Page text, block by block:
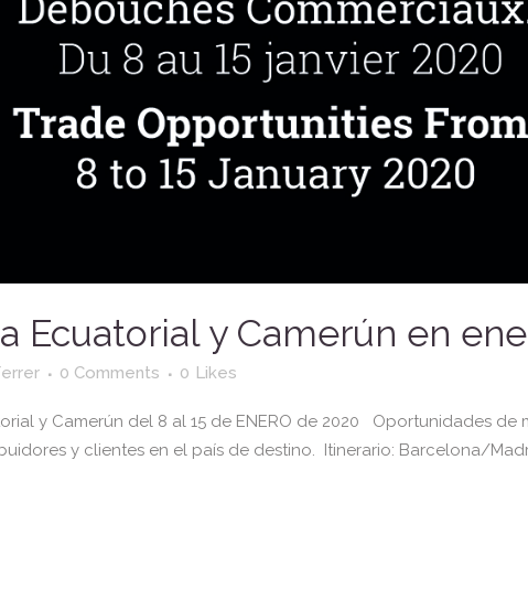
Ecuatorial y Camerún en
0 Comments 0 Likes
y Camerún del 8 al 15 de ENERO de 2020 Oportunidades
y clientes en el país de destino. Itinerario: Barcelona/